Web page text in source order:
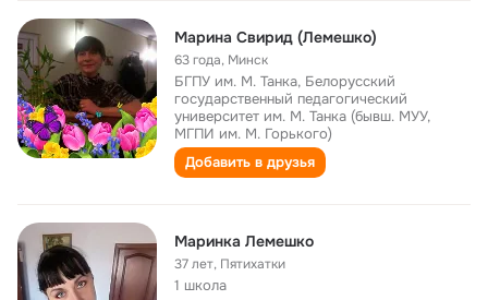
Марина Свирид (Лемешко)
63 года, Минск
БГПУ им. М. Танка, Белорусский
государственный педагогический
университет им. М. Танка (бывш. МУУ,
МГПИ им. М. Горького)
Добавить в друзья
Маринка Лемешко
37 лет, Пятихатки
1 школа